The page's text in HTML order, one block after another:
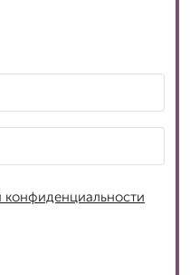
конфиденциальности